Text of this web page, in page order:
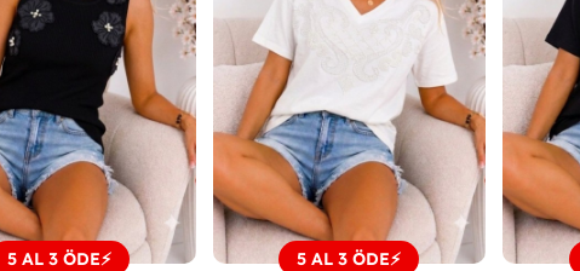
5 AL 3 ÖDE⚡ 5 AL 3 ÖDE⚡